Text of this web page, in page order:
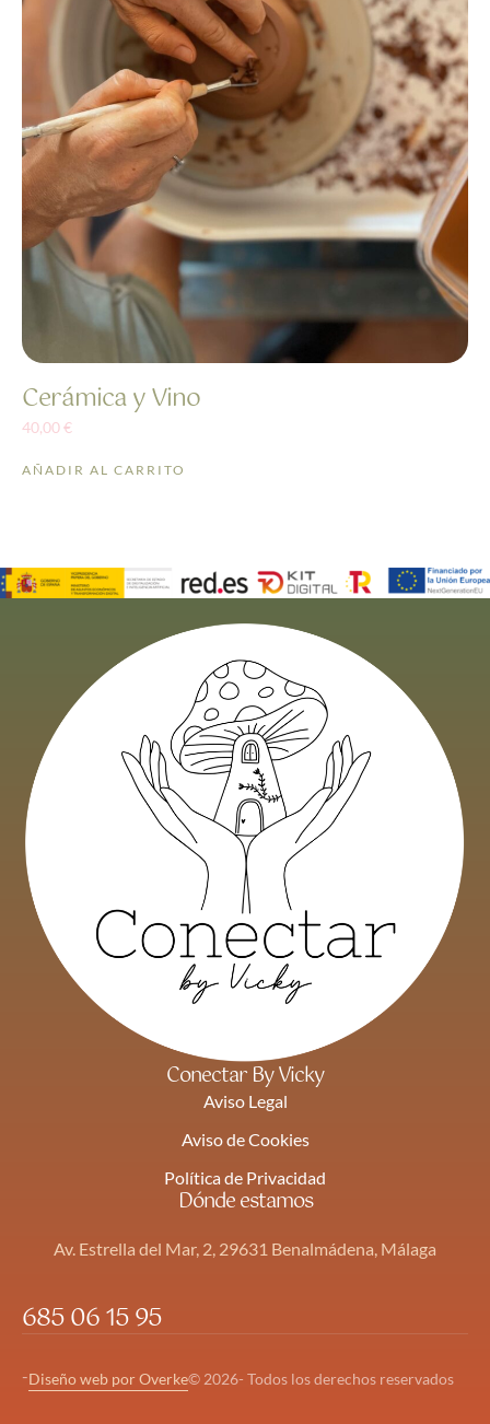
Cerámica y Vino
40,00€
AÑADIR AL CARRITO
Conectar By Vicky
Aviso Legal
Aviso de Cookies
Política de Privacidad
Dónde estamos
Av. Estrella del Mar, 2, 29631 Benalmádena, Málaga
685 06 15 95
-Diseño web por Overke© 2026- Todos los derechos reservados